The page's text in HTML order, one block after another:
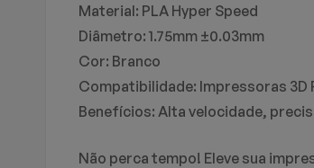
Material: PLA Hyper Speed
Diâmetro: 1.75mm ±0.03mm
Cor: Branco
Compatibilidade: Impressoras 3D
Benefícios: Alta velocidade,
Não perca tempo! Eleve sua